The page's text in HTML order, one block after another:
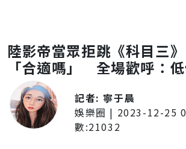
陸影帝當眾拒跳《科目三
「合適嗎」 全場歡呼：
記者: 寧于晨
娛樂圈 | 2023-12-25
數:21032